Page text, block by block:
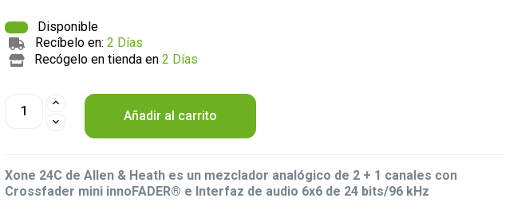
Disponible
Recíbelo en:2 Días
Recógelo en tienda en2 Días
Añadir al carrito
Xone 24C de Allen & Heath es un mezclador analógico de 2 + 1 canales con
Crossfader mini innoFADER® e Interfaz de audio 6x6 de 24 bits/96 kHz